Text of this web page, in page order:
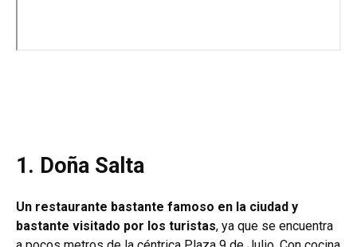
1. Doña Salta
Un restaurante bastante famoso en la ciudad y
bastante visitado por los turistas, ya que se encuentra